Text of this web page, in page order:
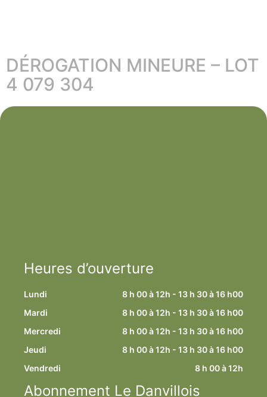
DÉROGATION MINEURE – LOT
4 079 304
Heures d’ouverture
Lundi
8 h 00 à 12h - 13 h 30 à 16 h00
Mardi
8 h 00 à 12h - 13 h 30 à 16 h00
Mercredi
8 h 00 à 12h - 13 h 30 à 16 h00
Jeudi
8 h 00 à 12h - 13 h 30 à 16 h00
Vendredi
8 h 00 à 12h
Abonnement Le Danvillois